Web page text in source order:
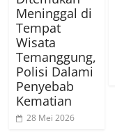
Meninggal di
Tempat
Wisata
Temanggung,
Polisi Dalami
Penyebab
Kematian
28 Mei 2026